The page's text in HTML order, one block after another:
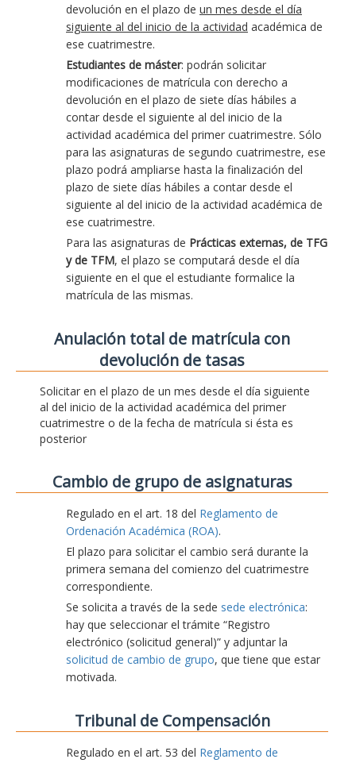
devolución en el plazo de un mes desde el día
siguiente al del inicio de la actividad académica de
ese cuatrimestre.
Estudiantes de máster: podrán solicitar
modificaciones de matrícula con derecho a
devolución en el plazo de siete días hábiles a
contar desde el siguiente al del inicio de la
actividad académica del primer cuatrimestre. Sólo
para las asignaturas de segundo cuatrimestre, ese
plazo podrá ampliarse hasta la finalización del
plazo de siete días hábiles a contar desde el
siguiente al del inicio de la actividad académica de
ese cuatrimestre.
Para las asignaturas de Prácticas externas, de TFG
y de TFM, el plazo se computará desde el día
siguiente en el que el estudiante formalice la
matrícula de las mismas.
Anulación total de matrícula con
devolución de tasas
Solicitar en el plazo de un mes desde el día siguiente
al del inicio de la actividad académica del primer
cuatrimestre o de la fecha de matrícula si ésta es
posterior
Cambio de grupo de asignaturas
Regulado en el art. 18 del Reglamento de
Ordenación Académica (ROA).
El plazo para solicitar el cambio será durante la
primera semana del comienzo del cuatrimestre
correspondiente.
Se solicita a través de la sede sede electrónica:
hay que seleccionar el trámite “Registro
electrónico (solicitud general)” y adjuntar la
solicitud de cambio de grupo, que tiene que estar
motivada.
Tribunal de Compensación
Regulado en el art. 53 del Reglamento de